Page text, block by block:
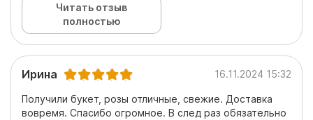
Читать отзыв
полностью
Ирина 16.11.2024 15:32
Получили букет, розы отличные, свежие. Доставка
вовремя. Спасибо огромное. В след раз обязательно